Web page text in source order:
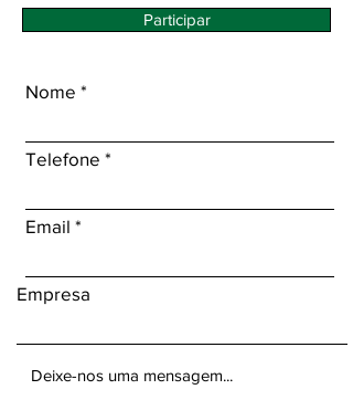
Participar
Nome
Telefone
Email
Empresa